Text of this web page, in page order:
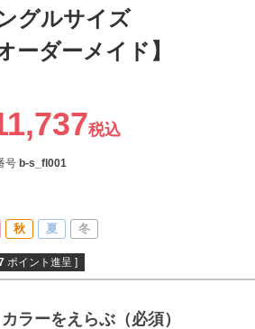
グルサイズ
オーダーメイド】
税込
号 b-s_fl001
秋 夏 冬
ポイント進呈 ]
カラーをえらぶ（必須）